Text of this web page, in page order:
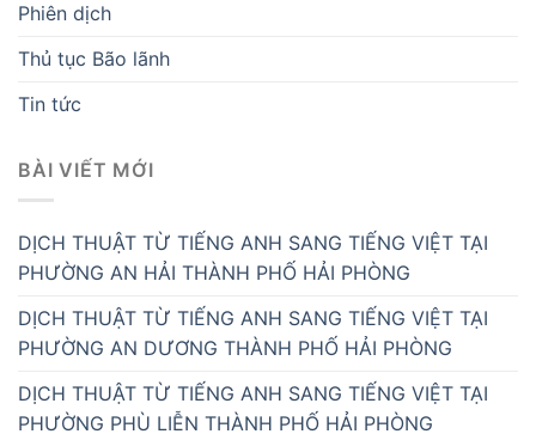
Phiên dịch
Thủ tục Bão lãnh
Tin tức
BÀI VIẾT MỚI
DỊCH THUẬT TỪ TIẾNG ANH SANG TIẾNG VIỆT TẠI
PHƯỜNG AN HẢI THÀNH PHỐ HẢI PHÒNG
DỊCH THUẬT TỪ TIẾNG ANH SANG TIẾNG VIỆT TẠI
PHƯỜNG AN DƯƠNG THÀNH PHỐ HẢI PHÒNG
DỊCH THUẬT TỪ TIẾNG ANH SANG TIẾNG VIỆT TẠI
PHƯỜNG PHÙ LIỄN THÀNH PHỐ HẢI PHÒNG